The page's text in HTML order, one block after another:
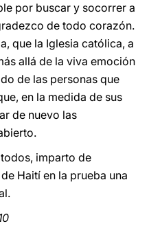
por buscar y socorrer a
de todo corazón.
que la Iglesia católica, a
allá de la viva emoción
de las personas que
en la medida de sus
de nuevo las
imparto de
Haití en la prueba una